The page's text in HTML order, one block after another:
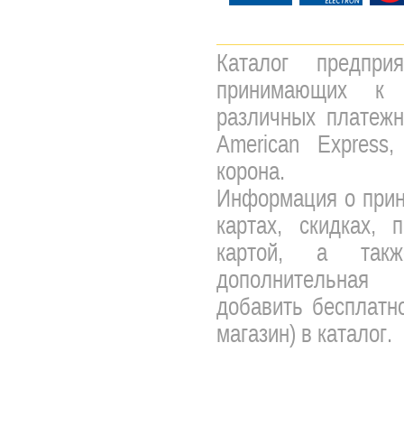
Каталог
принимающих к
различных
American
корона.
Информация о
картах, скидках,
картой, а
добавить
магазин) в каталог.